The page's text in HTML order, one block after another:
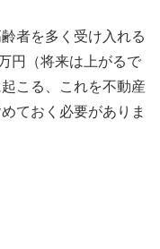
者を多く受け入れる
円（将来は上がるで
こる、これを不動産
ておく必要がありま